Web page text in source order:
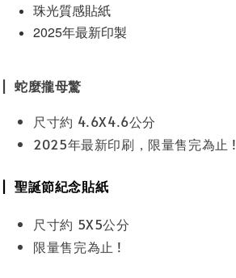
珠光質感貼紙
2025年最新印製
| 蛇麼攏母驚
尺寸約 4.6X4.6公分
2025年最新印刷，限量售完為止 !
| 聖誕節紀念貼紙
尺寸約 5X5公分
限量售完為止 !